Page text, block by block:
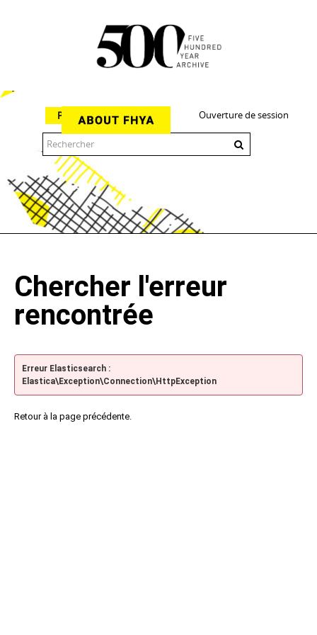
Ouverture de session
Parcourir
Chercher l'erreur
rencontrée
Erreur Elasticsearch :
Elastica\Exception\Connection\HttpException
Retour à la page précédente.